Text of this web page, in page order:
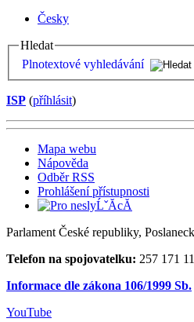
Česky
Hledat
Plnotextové vyhledávání
ISP (příhlásit)
Mapa webu
Nápověda
Odběr RSS
Prohlášení přístupnosti
Parlament České republiky,
Telefon na spojovatelku: 257 171
Informace dle zákona 106/1999 Sb.
YouTube